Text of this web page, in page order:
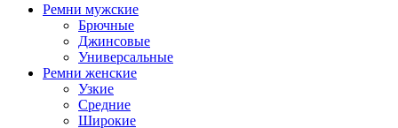
Ремни мужские
Брючные
Джинсовые
Универсальные
Ремни женские
Узкие
Средние
Широкие